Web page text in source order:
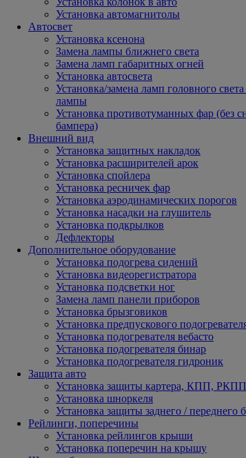
Установка автомагнитолы
Автосвет
Установка ксенона
Замена лампы ближнего света
Замена ламп габаритных огней
Установка автосвета
Установка/замена ламп головного
лампы
Установка противотуманных фар (без
бампера)
Внешний вид
Установка защитных накладок
Установка расширителей арок
Установка спойлера
Установка ресничек фар
Установка аэродинамических порогов
Установка насадки на глушитель
Установка подкрылков
Дефлекторы
Дополнительное оборудование
Установка подогрева сидений
Установка видеорегистратора
Установка подсветки ног
Замена ламп панели приборов
Установка брызговиков
Установка предпускового
Установка подогревателя вебасто
Установка подогревателя бинар
Установка подогревателя гидроник
Защита авто
Установка защиты картера, КПП, РКПП
Установка шноркеля
Установка защиты заднего / переднего
Рейлинги, поперечины
Установка рейлингов крыши
Установка поперечин на крышу